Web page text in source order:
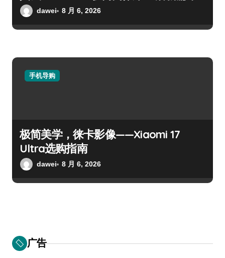
dawei 8 月 6, 2026
手机导购
极简美学，徕卡影像——Xiaomi 17
Ultra选购指南
dawei 8 月 6, 2026
广告